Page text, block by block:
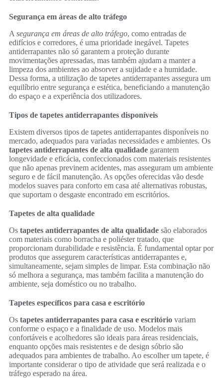
Segurança em áreas de alto tráfego
A segurança em áreas de alto tráfego, como entradas de
edifícios e corredores, é uma prioridade inegável. Tapetes
antiderrapantes não só garantem a proteção durante
movimentações apressadas, mas também ajudam a manter a
limpeza dos ambientes ao absorver a sujidade e a humidade.
Dessa forma, a utilização de tapetes antiderrapantes assegura um
equilíbrio entre segurança e estética, beneficiando a manutenção
do espaço e a experiência dos utilizadores.
Tipos de tapetes antiderrapantes disponíveis
Existem diversos tipos de tapetes antiderrapantes disponíveis no
mercado, adequados para variadas necessidades e ambientes. Os
tapetes antiderrapantes de alta qualidade garantem
longevidade e eficácia, confeccionados com materiais resistentes
que não apenas previnem acidentes, mas asseguram um ambiente
seguro e de fácil manutenção. As opções oferecidas vão desde
modelos suaves para conforto em casa até alternativas robustas,
que suportam o desgaste encontrado em escritórios.
Tapetes de alta qualidade
Os tapetes antiderrapantes de alta qualidade são elaborados
com materiais como borracha e poliéster tratado, que
proporcionam durabilidade e resistência. É fundamental optar por
produtos que assegurem características antiderrapantes e,
simultaneamente, sejam simples de limpar. Esta combinação não
só melhora a segurança, mas também facilita a manutenção do
ambiente, seja doméstico ou no trabalho.
Tapetes específicos para casa e escritório
Os tapetes antiderrapantes para casa e escritório variam
conforme o espaço e a finalidade de uso. Modelos mais
confortáveis e acolhedores são ideais para áreas residenciais,
enquanto opções mais resistentes e de design sóbrio são
adequados para ambientes de trabalho. Ao escolher um tapete, é
importante considerar o tipo de atividade que será realizada e o
tráfego esperado na área.